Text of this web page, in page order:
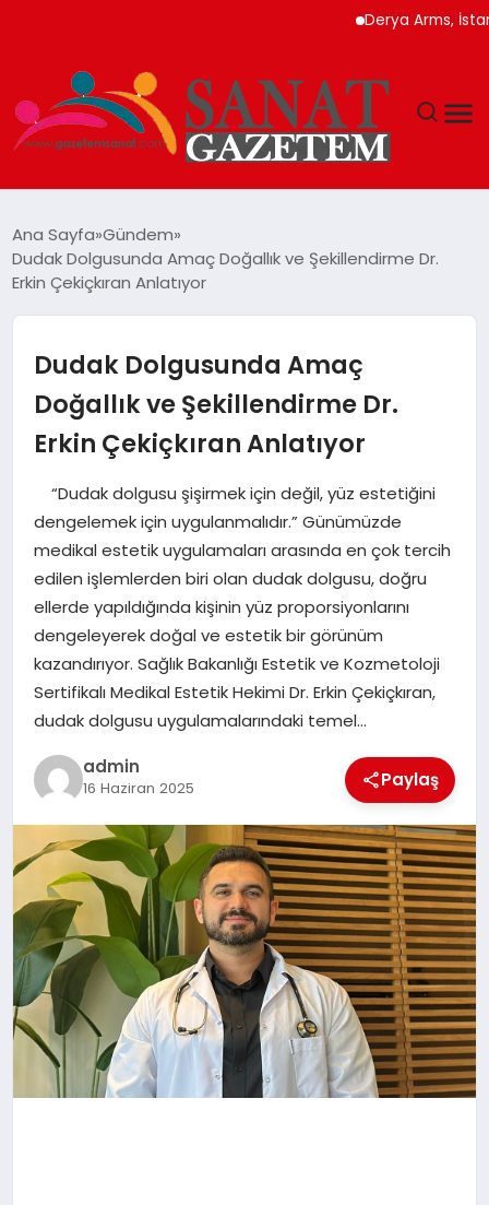
Derya Arms, İstanbul
TEKNOLOJI
YAŞAM
EKONOMI
SAĞLIK
DÜNYA
EĞITIM
Ana Sayfa Gündem
Dudak Dolgusunda Amaç Doğallık ve Şekillendirme Dr.
Erkin Çekiçkıran Anlatıyor
Dudak Dolgusunda Amaç
Doğallık ve Şekillendirme Dr.
Erkin Çekiçkıran Anlatıyor
“Dudak dolgusu şişirmek için değil, yüz estetiğini
dengelemek için uygulanmalıdır.” Günümüzde
medikal estetik uygulamaları arasında en çok tercih
edilen işlemlerden biri olan dudak dolgusu, doğru
ellerde yapıldığında kişinin yüz proporsiyonlarını
dengeleyerek doğal ve estetik bir görünüm
kazandırıyor. Sağlık Bakanlığı Estetik ve Kozmetoloji
Sertifikalı Medikal Estetik Hekimi Dr. Erkin Çekiçkıran,
dudak dolgusu uygulamalarındaki temel…
admin
16 Haziran 2025 Paylaş